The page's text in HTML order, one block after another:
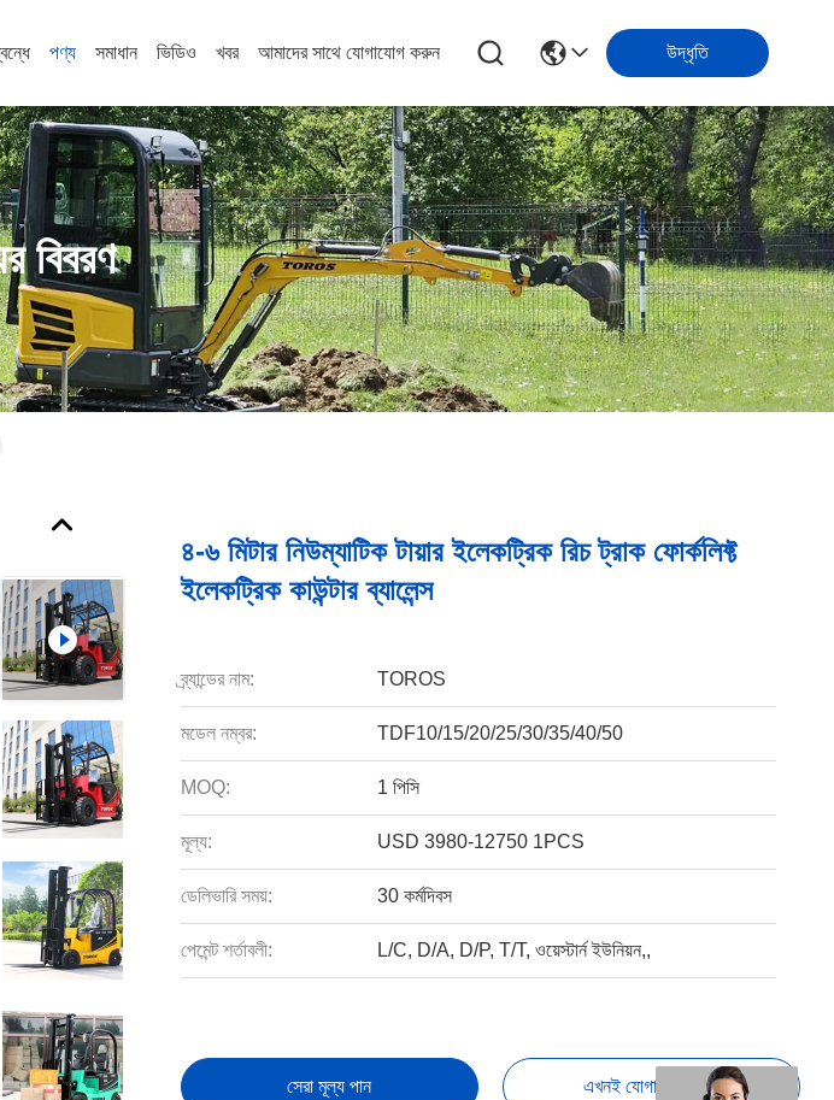
পণ্য সমাধান ভিডিও খবর আমাদের সাথে যোগাযোগ করুন উদ্ধৃতি
বিবরণ
৪-৬ মিটার নিউম্যাটিক টায়ার ইলেকট্রিক রিচ ট্রাক ফোর্কলিফ্ট
ইলেকট্রিক কাউন্টার ব্যালেন্স
ব্র্যান্ডের নাম: TOROS
মডেল নম্বর: TDF10/15/20/25/30/35/40/50
MOQ: 1 পিসি
মূল্য: USD 3980-12750 1PCS
ডেলিভারি সময়: 30 কর্মদিবস
পেমেন্ট শর্তাবলী: L/C, D/A, D/P, T/T, ওয়েস্টার্ন ইউনিয়ন,,
সেরা মূল্য পান এখনই যোগাযোগ করুন